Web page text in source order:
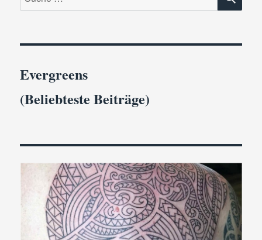
nach:
Evergreens
(Beliebteste Beiträge)